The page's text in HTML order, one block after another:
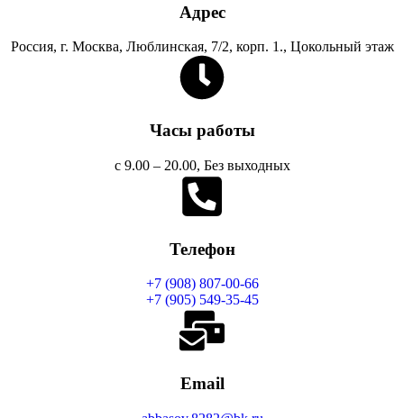
Адрес
Россия, г. Москва, Люблинская, 7/2, корп. 1., Цокольный этаж
Часы работы
с 9.00 – 20.00, Без выходных
Телефон
+7 (908) 807-00-66
+7 (905) 549-35-45
Email